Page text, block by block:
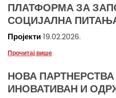
ПЛАТФОРМА ЗА
СОЦИЈАЛНА ПИТАЊА-
Пројекти19.02.2026.
Прочитај више
НОВА
ИНОВАТИВАН И